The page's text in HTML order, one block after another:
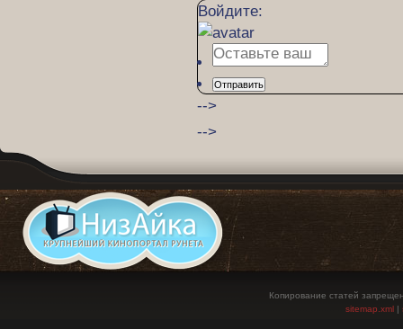
Войдите:
Отправить
-->
-->
Копирование статей
sitemap.xml |